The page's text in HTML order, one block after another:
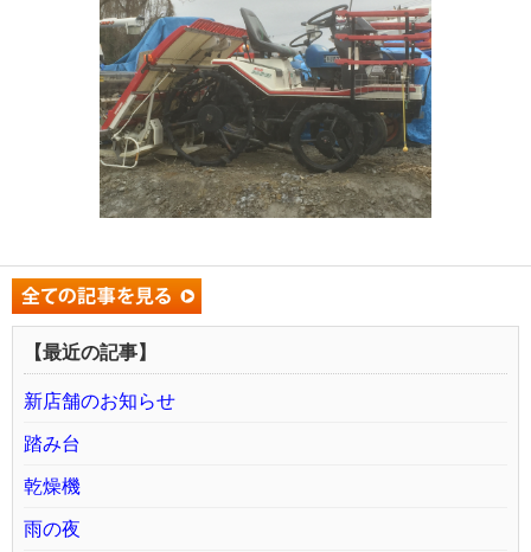
【最近の記事】
新店舗のお知らせ
踏み台
乾燥機
雨の夜